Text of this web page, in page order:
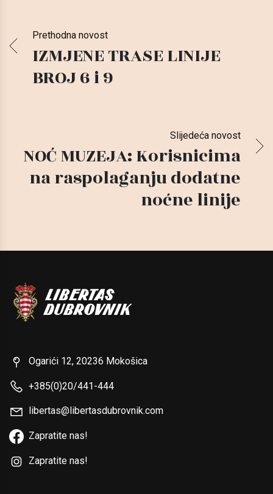
Prethodna novost
IZMJENE TRASE LINIJE
BROJ 6 i 9
Slijedeća novost
NOĆ MUZEJA: Korisnicima
na raspolaganju dodatne
noćne linije
Ogarići 12, 20236 Mokošica
+385(0)20/441-444
libertas@libertasdubrovnik.com
Zapratite nas!
Zapratite nas!